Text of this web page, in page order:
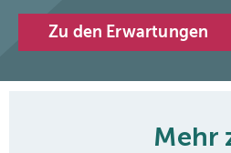
Zu den Erwartungen
Mehr